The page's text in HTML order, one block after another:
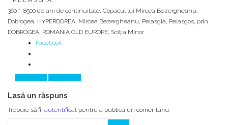
360 °, 8500 de ani de continuitate, Copacul lui Mircea Bezergheanu,
Dobrogea, HYPERBOREA, Mircea Bezergheanu, Pelasgia, Pelasgos, prin
DOBROGEA, ROMANIA OLD EUROPE, Sciţia Minor
Facebook
Lasă un răspuns
Trebuie să fii autentificat pentru a publica un comentariu.